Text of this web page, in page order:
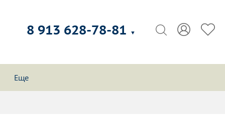
8 913 628-78-81 ▼
Еще